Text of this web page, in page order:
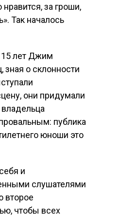
за гроши,
Так началось
15 лет Джим
о склонности
они придумали
публика
юноши это
и
слушателями
второе
чтобы всех